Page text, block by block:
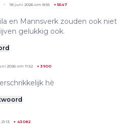
18 juni 2026 om 8:55 +5547
en Mannsverk zouden ook niet
gelukkig ook.
2026 om 11:52 + 3900
hè
+ 43082